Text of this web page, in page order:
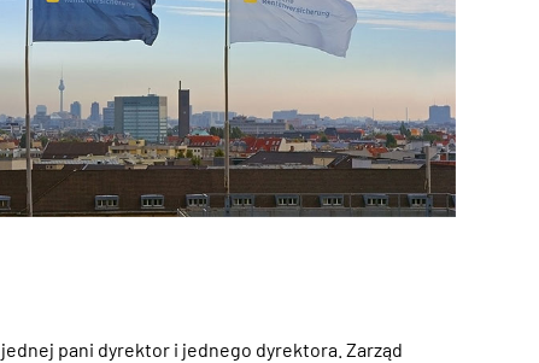
pani dyrektor i jednego dyrektora. Zarząd